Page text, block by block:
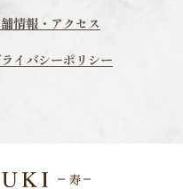
情報・アクセス
イバシーポリシー